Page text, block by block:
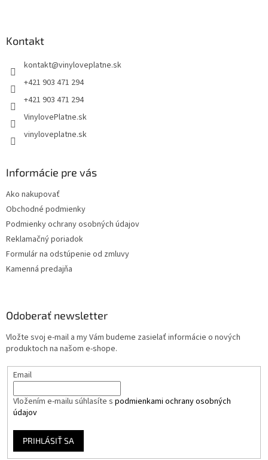
Kontakt
kontakt@vinyloveplatne.sk
+421 903 471 294
+421 903 471 294
VinylovePlatne.sk
vinyloveplatne.sk
Informácie pre vás
Ako nakupovať
Obchodné podmienky
Podmienky ochrany osobných údajov
Reklamačný poriadok
Formulár na odstúpenie od zmluvy
Kamenná predajňa
Odoberať newsletter
Vložte svoj e-mail a my Vám budeme zasielať informácie o nových
produktoch na našom e-shope.
Email
Vložením e-mailu súhlasíte s podmienkami ochrany osobných
údajov
PRIHLÁSIŤ SA